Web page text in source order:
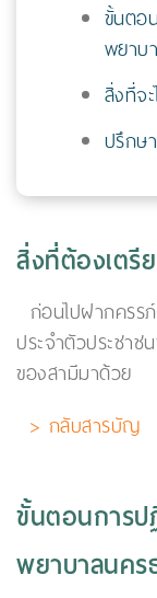
ขั้นตอ
พยาบ
สิ่งที่จ
ปรึกษ
สิ่งที่ต้องเตรี
ก่อนไปฝากครร
ประจำตัวประชาช
ของสามีมาด้วย
> กลับสารบัญ
ขั้นตอนการป
พยาบาลนคร